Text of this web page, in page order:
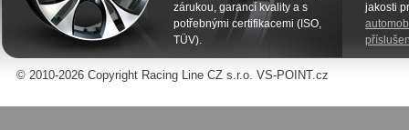
zárukou, garancí kvality a s
potřebnými certifikacemi (ISO,
TÜV).
jakosti
© 2010-2026 Copyright Racing Line CZ s.r.o. VS-POINT.cz